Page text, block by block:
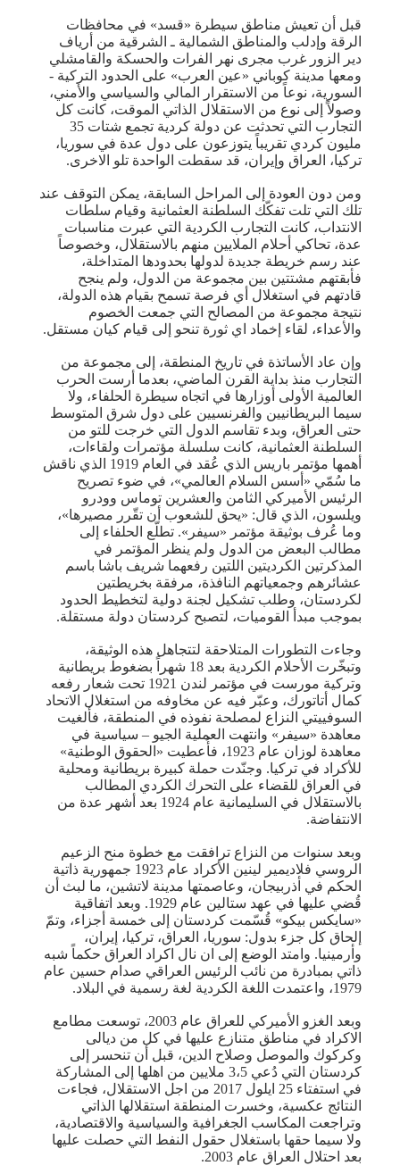
قبل أن تعيش مناطق سيطرة «قسد» في محافظات
الرقة وإدلب والمناطق الشمالية ـ الشرقية من أرياف
دير الزور غرب مجرى نهر الفرات والحسكة والقامشلي
ومعها مدينة كوباني «عين العرب» على الحدود التركية -
السورية، نوعاً من الاستقرار المالي والسياسي والأمني،
وصولاً إلى نوع من الاستقلال الذاتي الموقت، كانت كل
التجارب التي تحدثت عن دولة كردية تجمع شتات 35
مليون كردي تقريباً يتوزعون على دول عدة في سوريا،
تركيا، العراق وإيران، قد سقطت الواحدة تلو الاخرى.
ومن دون العودة إلى المراحل السابقة، يمكن التوقف عند
تلك التي تلت تفكّك السلطنة العثمانية وقيام سلطات
الانتداب، كانت التجارب الكردية التي عبرت مناسبات
عدة، تحاكي أحلام الملايين منهم بالاستقلال، وخصوصاً
عند رسم خريطة جديدة لدولها بحدودها المتداخلة،
فأبقتهم مشتتين بين مجموعة من الدول، ولم ينجح
قادتهم في استغلال أي فرصة تسمح بقيام هذه الدولة،
نتيجة مجموعة من المصالح التي جمعت الخصوم
والأعداء، لقاء إخماد اي ثورة تنحو إلى قيام كيان مستقل.
وإن عاد الأساتذة في تاريخ المنطقة، إلى مجموعة من
التجارب منذ بداية القرن الماضي، بعدما أرست الحرب
العالمية الأولى أوزارها في اتجاه سيطرة الحلفاء، ولا
سيما البريطانيين والفرنسيين على دول شرق المتوسط
حتى العراق، وبدء تقاسم الدول التي خرجت للتو من
السلطنة العثمانية، كانت سلسلة مؤتمرات ولقاءات،
أهمها مؤتمر باريس الذي عُقد في العام 1919 الذي ناقش
ما سُمّي «أسس السلام العالمي»، في ضوء تصريح
الرئيس الأميركي الثامن والعشرين توماس وودرو
ويلسون، الذي قال: «يحق للشعوب أن تقّرر مصيرها»،
وما عُرف بوثيقة مؤتمر «سيفر». تطلّع الحلفاء إلى
مطالب البعض من الدول ولم ينظر المؤتمر في
المذكرتين الكرديتين اللتين رفعهما شريف باشا باسم
عشائرهم وجمعياتهم النافذة، مرفقة بخريطتين
لكردستان، وطلب تشكيل لجنة دولية لتخطيط الحدود
بموجب مبدأ القوميات، لتصبح كردستان دولة مستقلة.
وجاءت التطورات المتلاحقة لتتجاهل هذه الوثيقة،
وتبخّرت الأحلام الكردية بعد 18 شهراً بضغوط بريطانية
وتركية مورست في مؤتمر لندن 1921 تحت شعار رفعه
كمال أتاتورك، وعبّر فيه عن مخاوفه من استغلال الاتحاد
السوفييتي النزاع لمصلحة نفوذه في المنطقة، فألغيت
معاهدة «سيفر» وانتهت العملية الجيو – سياسية في
معاهدة لوزان عام 1923، فأُعطيت «الحقوق الوطنية»
للأكراد في تركيا. وجنّدت حملة كبيرة بريطانية ومحلية
في العراق للقضاء على التحرك الكردي المطالب
بالاستقلال في السليمانية عام 1924 بعد أشهر عدة من
الانتفاضة.
وبعد سنوات من النزاع ترافقت مع خطوة منح الزعيم
الروسي فلاديمير لينين الأكراد ﻋﺎﻡ 1923 جمهورية ﺫﺍﺗﻴﺔ
الحكم في ﺃﺫﺭﺑﻴﺠﺎﻥ، وﻋﺎﺻﻤﺘﻬﺎ مدينة لاتشين، ما لبث أن
قُضي عليها في عهد ستالين ﻋﺎﻡ 1929. وبعد ﺍﺗﻔﺎﻗﻴﺔ
«سايكس بيكو» قُسّمت كردستان ﺇﻟﻰ ﺧﻤﺴﺔ أجزاء، وتمّ
ﺇﻟﺤﺎﻕ كل جزء بدول: سوريا، العراق، تركيا، إيران،
وﺃﺭﻣﻴﻨﻴﺎ. وامتد الوضع إلى ان نال اكراد العراق حكماً شبه
ذاتي بمبادرة من نائب الرئيس العراقي صدام حسين عام
1979، واعتمدت اللغة الكردية لغة رسمية في البلاد.
وبعد الغزو الأميركي للعراق عام 2003، توسعت مطامع
الاكراد في مناطق متنازع عليها في كل من ديالى
وكركوك والموصل وصلاح الدين، قبل أن تنحسر إلى
كردستان التي دُعي 3،5 ملايين من اهلها إلى المشاركة
في استفتاء 25 ايلول 2017 من اجل الاستقلال، فجاءت
النتائج عكسية، وخسرت المنطقة استقلالها الذاتي
وتراجعت المكاسب الجغرافية والسياسية والاقتصادية،
ولا سيما حقها باستغلال حقول النفط التي حصلت عليها
بعد احتلال العراق عام 2003.